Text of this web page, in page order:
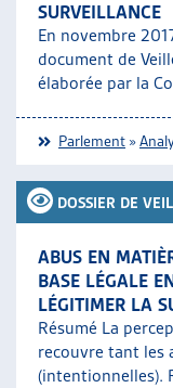
SURVEILLANCE
En novembre
document de
élaborée par la
Parlement »
DOSSIER DE
ABUS EN
BASE LÉGALE
LÉGITIMER LA
Résumé La
recouvre tant les
(intentionnelles).